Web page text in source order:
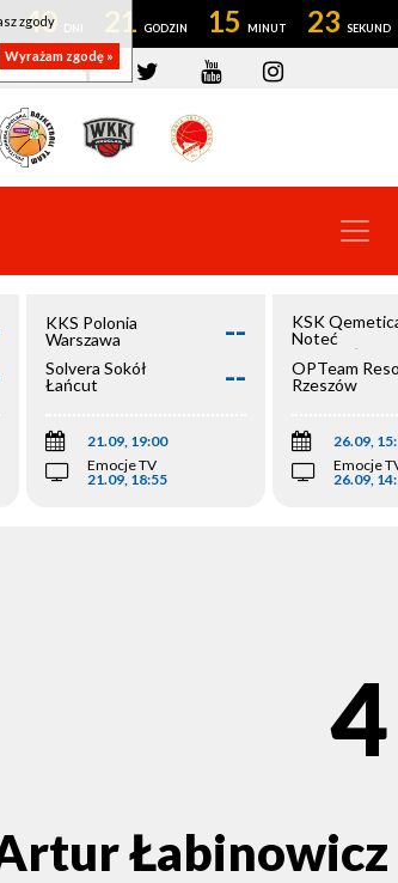
40 21 15 22
KKS Polonia
Warszawa
--
Solvera Sokół
Łańcut
--
21.09, 19:00
Emocje TV
21.09, 18:55
KSK
Noteć
Inowrocław
OPTeam
Rzeszów
26.09,
Emocje
26.09,
4
Łabinowicz
zgody
Wyrażam zgodę »